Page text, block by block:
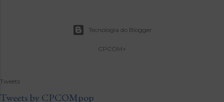
Tecnologia do Blogger
CPCOM+
Tweets
Tweets by CPCOMpop